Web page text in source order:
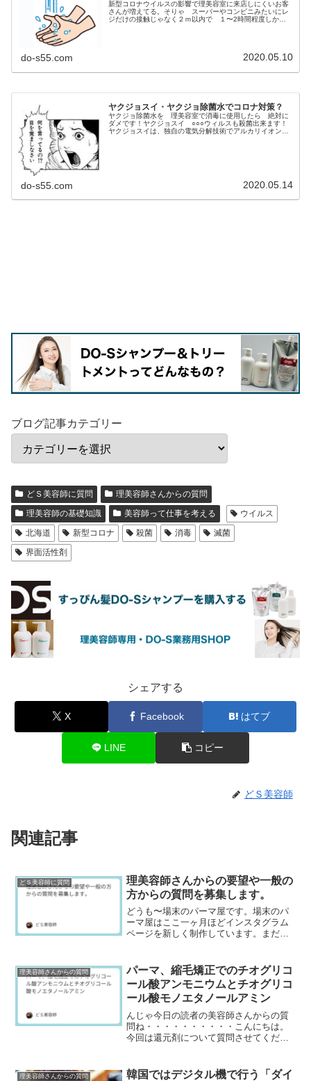
新型コロナウイルスの影響で理美容室に来店しにくいお客
さんが増えてる。そりゃ スーパーやコンビニみたいにレ
ジだけの接触じゃなく２ｍ以内で １〜2時間程度しか
do-s55.com 2020.05.10
ヤクジョスイ・ヤクジョ除菌水でコロナ対策？
ヤクジョ除菌水を 理美容室で消毒に使用したら 絶対に
ダメです！ヤクジョスイ ○○○ウィルスも殺菌出来ます！
ヤクジョスイは、独自の電気分解技術でアルカリイオン化
do-s55.com 2020.05.14
ブログ記事カテゴリー
どＳ美容師に質問
理美容師さんからの質問
理美容師の基礎知識
美容師って仕事を考える
ウイルス
北海道
新型コロナ 殺菌 消毒
滅菌
界面活性剤
シェアする
X Facebook はてブ
LINE コピー
どＳ美容師
関連記事
どＳ美容師に質問
理美容師さんからの要望や一般の
方からの質問を募集します。
どうも〜場末のパーマ屋です。場末のパ
ーマ屋はここ一ヶ月ほどインスタグラム
ページを新しく制作しています。まだま
日記のインスタグラ...
理美容師さんからの質問
パーマ、縮毛矯正でのチオグリコ
ール酸アンモニウムとチオグリコ
ール酸モノエタノールアミン
んじゃ今日の読者の美容師さんからの質
問ね・・・・・・・・・・こんにちは。
今回は還元剤について質問させてくださ
塩の状態で存在してい...
理美容師さんからの質問
韓国ではデジタル機で行う「ダイ